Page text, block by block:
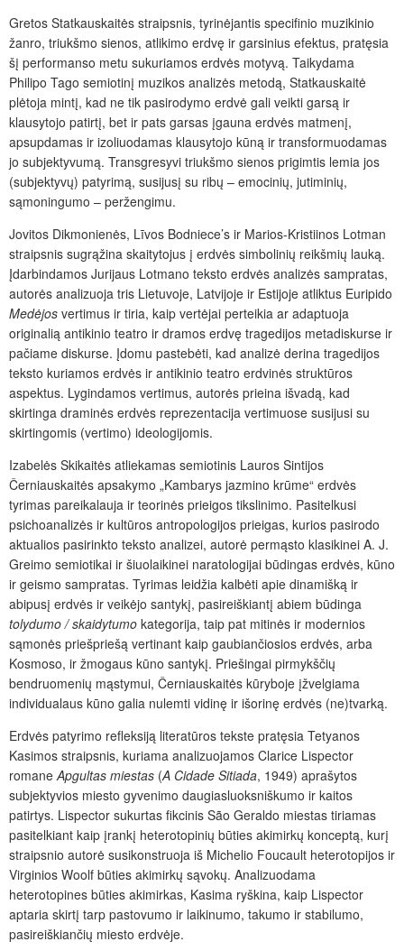
Gretos Statkauskaitės straipsnis, tyrinėjantis specifinio muzikinio
žanro, triukšmo sienos, atlikimo erdvę ir garsinius efektus, pratęsia
šį performanso metu sukuriamos erdvės motyvą. Taikydama
Philipo Tago semiotinį muzikos analizės metodą, Statkauskaitė
plėtoja mintį, kad ne tik pasirodymo erdvė gali veikti garsą ir
klausytojo patirtį, bet ir pats garsas įgauna erdvės matmenį,
apsupdamas ir izoliuodamas klausytojo kūną ir transformuodamas
jo subjektyvumą. Transgresyvi triukšmo sienos prigimtis lemia jos
(subjektyvų) patyrimą, susijusį su ribų – emocinių, jutiminių,
sąmoningumo – peržengimu.
Jovitos Dikmonienės, Līvos Bodniece’s ir Marios-Kristiinos Lotman
straipsnis sugrąžina skaitytojus į erdvės simbolinių reikšmių lauką.
Įdarbindamos Jurijaus Lotmano teksto erdvės analizės sampratas,
autorės analizuoja tris Lietuvoje, Latvijoje ir Estijoje atliktus Euripido
Medėjos vertimus ir tiria, kaip vertėjai perteikia ar adaptuoja
originalią antikinio teatro ir dramos erdvę tragedijos metadiskurse ir
pačiame diskurse. Įdomu pastebėti, kad analizė derina tragedijos
teksto kuriamos erdvės ir antikinio teatro erdvinės struktūros
aspektus. Lygindamos vertimus, autorės prieina išvadą, kad
skirtinga draminės erdvės reprezentacija vertimuose susijusi su
skirtingomis (vertimo) ideologijomis.
Izabelės Skikaitės atliekamas semiotinis Lauros Sintijos
Černiauskaitės apsakymo „Kambarys jazmino krūme“ erdvės
tyrimas pareikalauja ir teorinės prieigos tikslinimo. Pasitelkusi
psichoanalizės ir kultūros antropologijos prieigas, kurios pasirodo
aktualios pasirinkto teksto analizei, autorė permąsto klasikinei A. J.
Greimo semiotikai ir šiuolaikinei naratologijai būdingas erdvės, kūno
ir geismo sampratas. Tyrimas leidžia kalbėti apie dinamišką ir
abipusį erdvės ir veikėjo santykį, pasireiškiantį abiem būdinga
tolydumo / skaidytumo kategorija, taip pat mitinės ir modernios
sąmonės priešpriešą vertinant kaip gaubiančiosios erdvės, arba
Kosmoso, ir žmogaus kūno santykį. Priešingai pirmykščių
bendruomenių mąstymui, Černiauskaitės kūryboje įžvelgiama
individualaus kūno galia nulemti vidinę ir išorinę erdvės (ne)tvarką.
Erdvės patyrimo refleksiją literatūros tekste pratęsia Tetyanos
Kasimos straipsnis, kuriama analizuojamos Clarice Lispector
romane Apgultas miestas (A Cidade Sitiada, 1949) aprašytos
subjektyvios miesto gyvenimo daugiasluoksniškumo ir kaitos
patirtys. Lispector sukurtas fikcinis São Geraldo miestas tiriamas
pasitelkiant kaip įrankį heterotopinių būties akimirkų konceptą, kurį
straipsnio autorė susikonstruoja iš Michelio Foucault heterotopijos ir
Virginios Woolf būties akimirkų sąvokų. Analizuodama
heterotopines būties akimirkas, Kasima ryškina, kaip Lispector
aptaria skirtį tarp pastovumo ir laikinumo, takumo ir stabilumo,
pasireiškiančių miesto erdvėje.